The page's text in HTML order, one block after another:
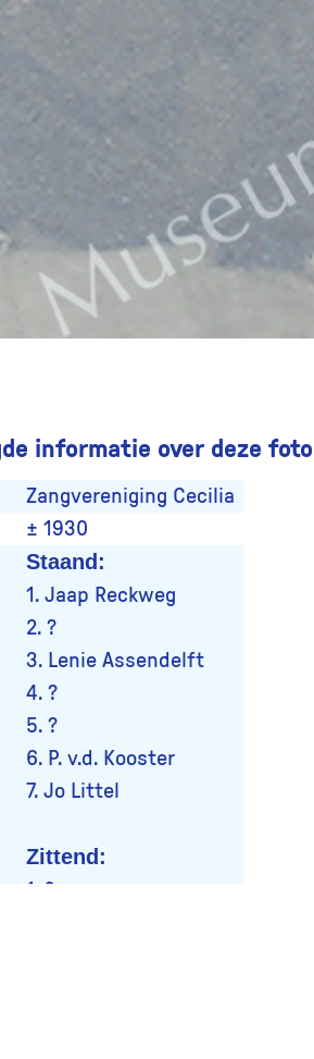
informatie over deze foto
Zangvereniging Cecilia
± 1930
Staand:
1. Jaap Reckweg
2. ?
3. Lenie Assendelft
4. ?
5. ?
6. P. v.d. Kooster
7. Jo Littel
Zittend:
1. ?